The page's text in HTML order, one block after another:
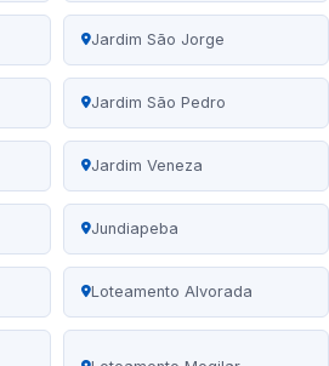
Jardim São Jorge
Jardim São Pedro
Jardim Veneza
Jundiapeba
Loteamento Alvorada